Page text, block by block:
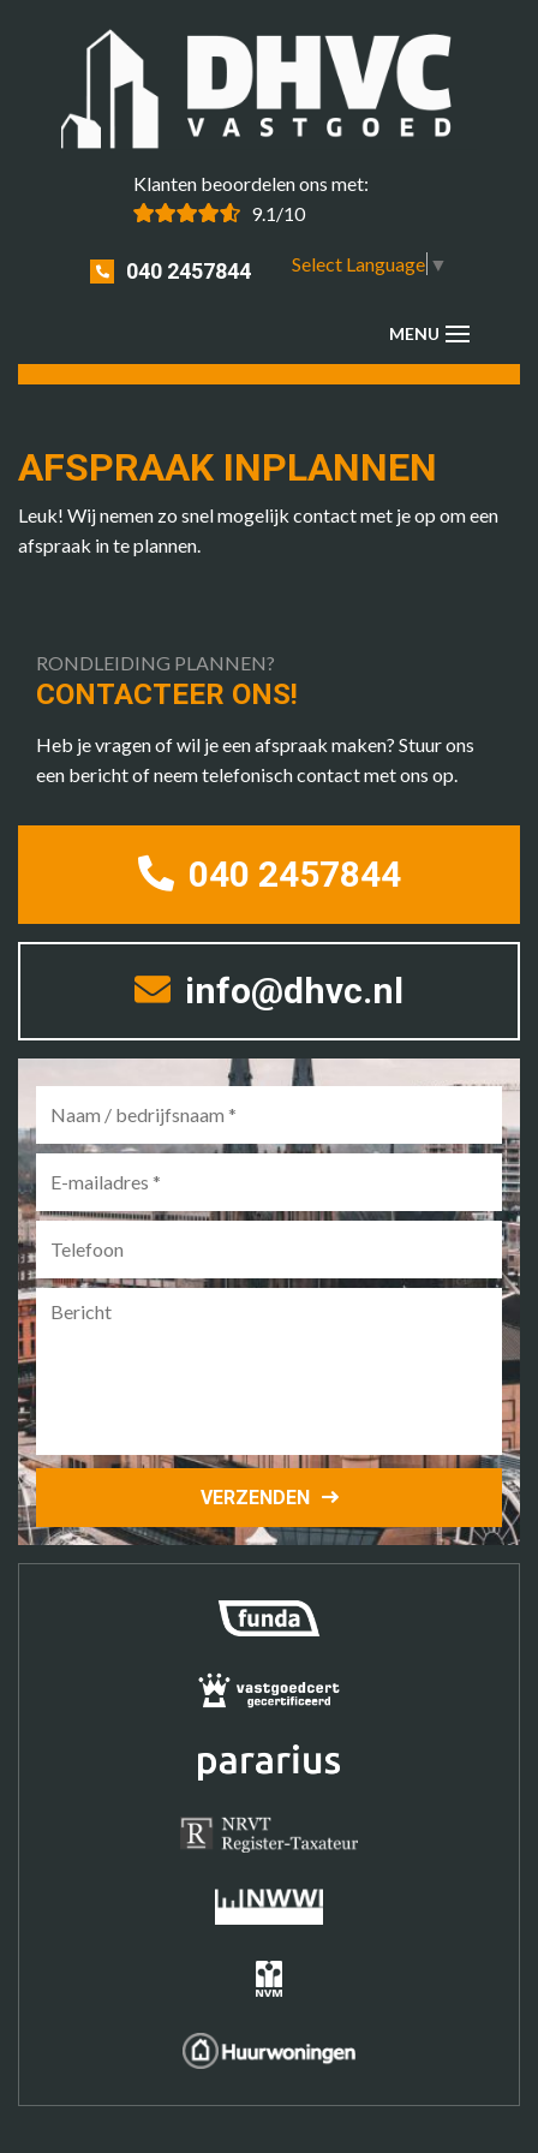
Klanten beoordelen ons met:
9.1/10
040 2457844 Select Language ▼
AFSPRAAK INPLANNEN
Leuk! Wij nemen zo snel mogelijk contact met je op om een
afspraak in te plannen.
RONDLEIDING PLANNEN?
CONTACTEER ONS!
Heb je vragen of wil je een afspraak maken? Stuur ons
een bericht of neem telefonisch contact met ons op.
040 2457844
info@dhvc.nl
mailadres *
VERZENDEN